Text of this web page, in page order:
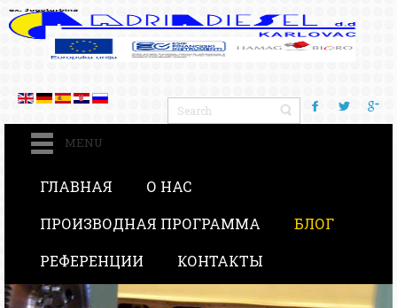
MENU
ГЛАВНАЯ
О НАС
ПРОИЗВОДНАЯ ПРОГРАММА
БЛОГ
РЕФЕРЕНЦИИ
КОНТАКТЫ